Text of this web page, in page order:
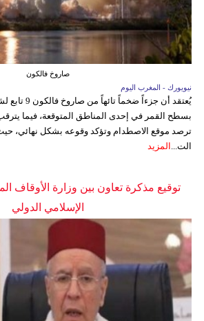
صاروخ فالكون
نيويورك - المغرب اليوم
يُعتقد أن
بسطح القمر في إحدى المناطق المتوقعة، فيما
ترصد موقع الاصطدام وتؤكد وقوعه بشكل نهائي،
الت...
المزيد
توقيع مذكرة تعاون بين وزارة الأوقاف
الإسلامي الدولي